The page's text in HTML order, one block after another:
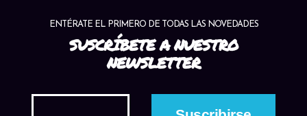
ENTÉRATE EL PRIMERO DE TODAS LAS NOVEDADES
SUSCRÍBETE A NUESTRO
NEWSLETTER